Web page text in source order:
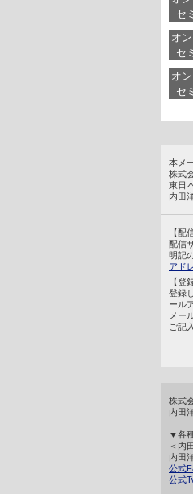
セ
オ
セ
オ
セ
本メ
株式
東日
内田
【配
配信
明記
アド
【登
登録
ール
メー
ご記
株式
内田
▼各
＜内
内田
公式
公式